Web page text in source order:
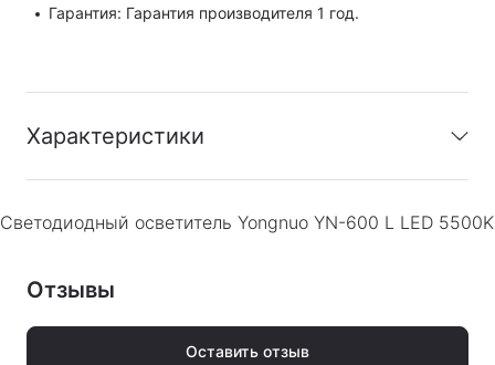
Гарантия: Гарантия производителя 1 год.
Характеристики
Светодиодный осветитель Yongnuo YN-600 L LED 5500K
Отзывы
Оставить отзыв